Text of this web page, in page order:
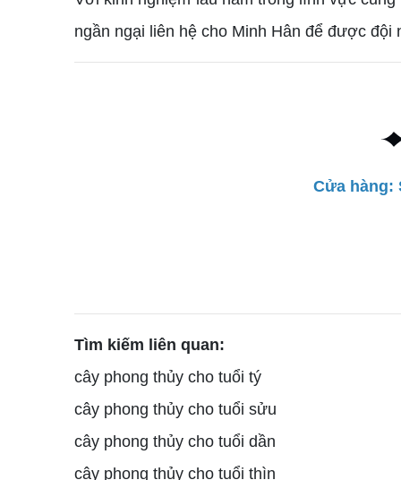
ngần ngại liên hệ cho Minh Hân để được đội
Cửa hàng:
Tìm kiếm liên quan:
cây phong thủy cho tuổi tý
cây phong thủy cho tuổi sửu
cây phong thủy cho tuổi dần
cây phong thủy cho tuổi thìn